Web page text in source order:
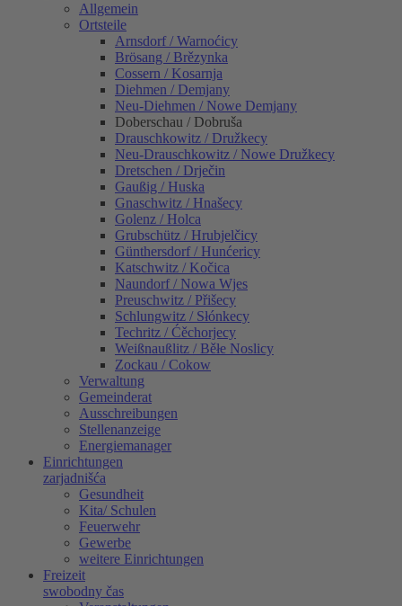
Allgemein
Ortsteile
Arnsdorf / Warnoćicy
Brösang / Brězynka
Cossern / Kosarnja
Diehmen / Demjany
Neu-Diehmen / Nowe Demjany
Doberschau / Dobruša
Drauschkowitz / Družkecy
Neu-Drauschkowitz / Nowe Družkecy
Dretschen / Drječin
Gaußig / Huska
Gnaschwitz / Hnašecy
Golenz / Holca
Grubschütz / Hrubjelčicy
Günthersdorf / Hunćericy
Katschwitz / Kočica
Naundorf / Nowa Wjes
Preuschwitz / Přišecy
Schlungwitz / Słónkecy
Techritz / Ćěchorjecy
Weißnaußlitz / Běłe Noslicy
Zockau / Cokow
Verwaltung
Gemeinderat
Ausschreibungen
Stellenanzeige
Energiemanager
Einrichtungen
zarjadnišća
Gesundheit
Kita/ Schulen
Feuerwehr
Gewerbe
weitere Einrichtungen
Freizeit
swobodny čas